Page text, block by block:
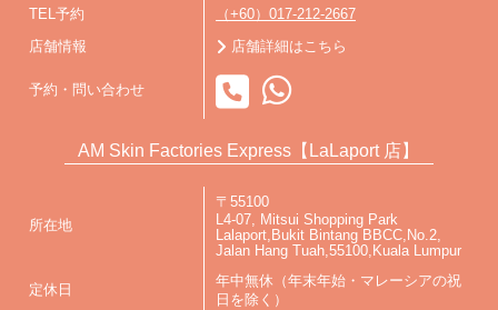
TEL予約 （+60）017-212-2667
店舗情報 店舗詳細はこちら
予約・問い合わせ
AM Skin Factories Express【LaLaport 店】
所在地
〒55100
L4-07, Mitsui Shopping Park
Lalaport,Bukit Bintang BBCC,No.2,
Jalan Hang Tuah,55100,Kuala Lumpur
定休日
年中無休（年末年始・マレーシアの祝
日を除く）